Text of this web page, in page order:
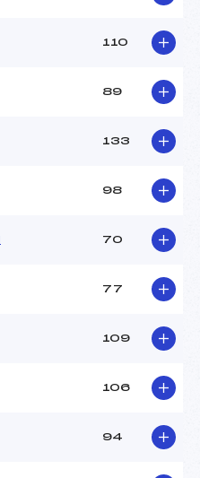
110
89
133
98
70
77
109
106
94